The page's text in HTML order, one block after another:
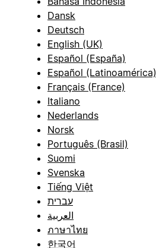
Dansk
Deutsch
English (UK)
Español (España)
Español (Latinoamérica)
Français (France)
Italiano
Nederlands
Norsk
Português (Brasil)
Suomi
Svenska
Tiếng Việt
עברית
العربية
ภาษาไทย
한국어